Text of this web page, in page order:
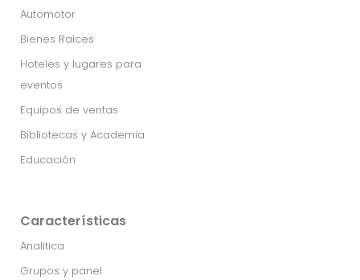
Automotor
Bienes Raíces
Hoteles y lugares para
eventos
Equipos de ventas
Bibliotecas y Academia
Educación
Características
Analítica
Grupos y panel